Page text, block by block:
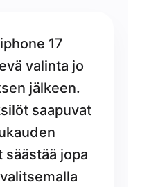
17
valinta jo
jälkeen.
saapuvat
säästää jopa